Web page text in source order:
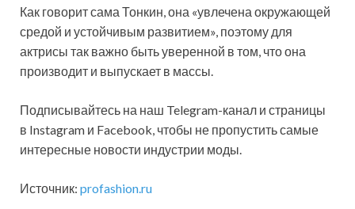
Как говорит сама Тонкин, она «увлечена окружающей
средой и устойчивым развитием», поэтому для
актрисы так важно быть уверенной в том, что она
производит и выпускает в массы.
Подписывайтесь на наш Telegram-канал и страницы
в Instagram и Facebook, чтобы не пропустить самые
интересные новости индустрии моды.
Источник: profashion.ru